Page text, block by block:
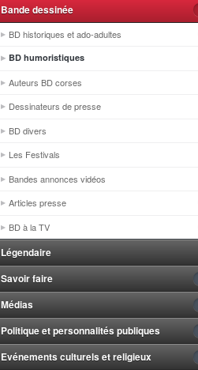
Bande dessinée
BD historiques et ado-adultes
BD humoristiques
Auteurs BD corses
Dessinateurs de presse
BD divers
Les Festivals
Bandes annonces vidéos
Articles presse
BD à la TV
Légendaire
Savoir faire
Médias
Politique et personnalités publiques
Evénements culturels et religieux